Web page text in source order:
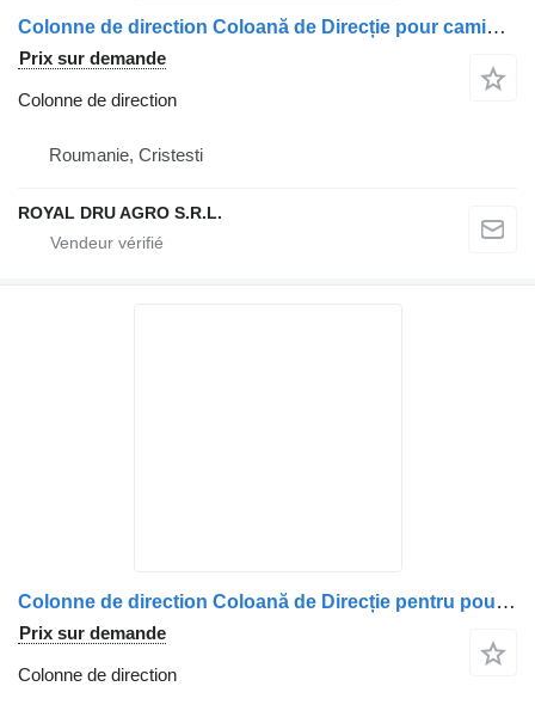
Colonne de direction Coloană de Direcție pour camion MAN 8146113 Diverse Modele
Prix sur demande
Colonne de direction
Roumanie, Cristesti
ROYAL DRU AGRO S.R.L.
Colonne de direction Coloană de Direcție pentru pour camion MAN – Coduri OEM: 8146113-6236, 8146113-6235, 8146113-6232, 8146113-6231, 8146113-6154, 8146113-6113
Prix sur demande
Colonne de direction